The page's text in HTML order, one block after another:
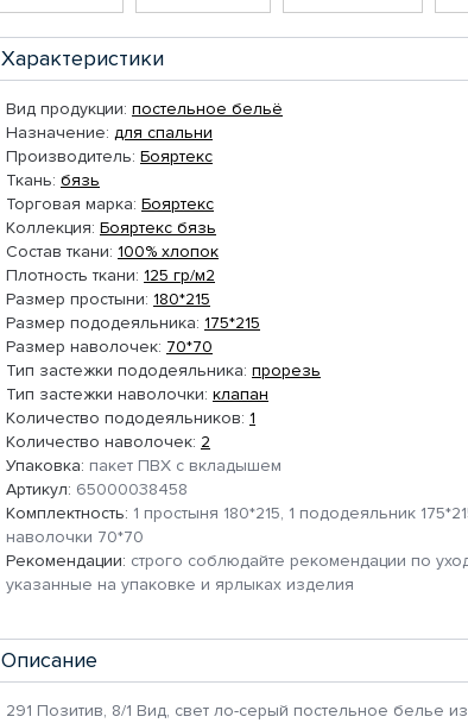
Характеристики
Вид продукции: постельное бельё
Назначение: для спальни
Производитель: Бояртекс
Ткань: бязь
Торговая марка: Бояртекс
Коллекция: Бояртекс бязь
Состав ткани: 100% хлопок
Плотность ткани: 125 гр/м2
Размер простыни: 180*215
Размер пододеяльника: 175*215
Размер наволочек: 70*70
Тип застежки пододеяльника: прорезь
Тип застежки наволочки: клапан
Количество пододеяльников: 1
Количество наволочек: 2
Упаковка: пакет ПВХ с вкладышем
Артикул: 65000038458
Комплектность: 1 простыня 180*215, 1 пододеяльник
наволочки 70*70
Рекомендации: строго соблюдайте рекомендации по
указанные на упаковке и ярлыках изделия
Описание
291 Позитив, 8/1 Вид, свет ло-серый постельное белье